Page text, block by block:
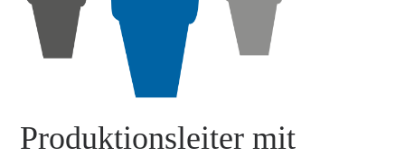
Produktionsleiter mit